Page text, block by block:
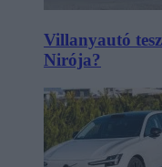
Villanyautó
Nirója?